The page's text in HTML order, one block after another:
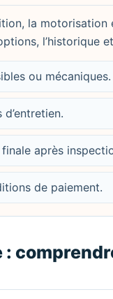
la motorisation
l’historique
ou mécaniques.
après
de paiement.